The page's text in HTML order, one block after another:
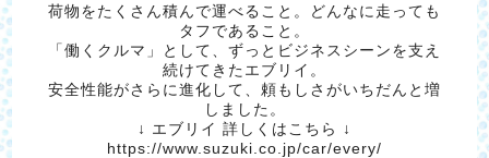
荷物をたくさん積んで運べること。どんなに走っても
タフであること。
「働くクルマ」として、ずっとビジネスシーンを支え
続けてきたエブリイ。
安全性能がさらに進化して、頼もしさがいちだんと増
しました。
↓ エブリイ 詳しくはこちら ↓
https://www.suzuki.co.jp/car/every/